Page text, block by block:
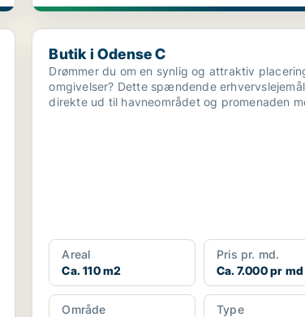
Butik i Odense C
Butik i Odense C
Drømmer du om en synlig og attraktiv
omgivelser? Dette spændende
direkte ud til havneområdet og promenaden
Areal
Ca. 110 m2
Pris pr. md.
Ca. 7.000 pr md
Område
Type